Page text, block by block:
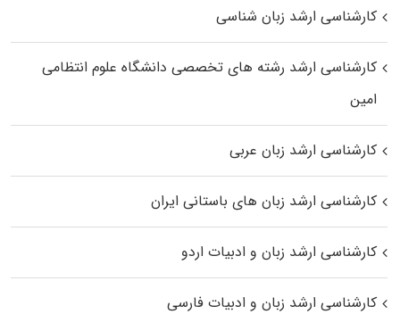
کارشناسی ارشد زبان شناسی
کارشناسی ارشد رﺷﺘﻪ ﻫﺎی تخصصی داﻧﺸﮕﺎه ﻋﻠﻮم انتظامی
اﻣﻴﻦ
کارشناسی ارشد زبان عربی
کارشناسی ارشد زبان‌ های باستانی ایران
کارشناسی ارشد زبان و ادبیات اردو
کارشناسی ارشد زبان و ادبیات فارسی